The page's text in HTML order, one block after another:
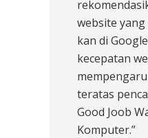
website
kan di
kecepatan
teratas
Good Joob
Komputer.”